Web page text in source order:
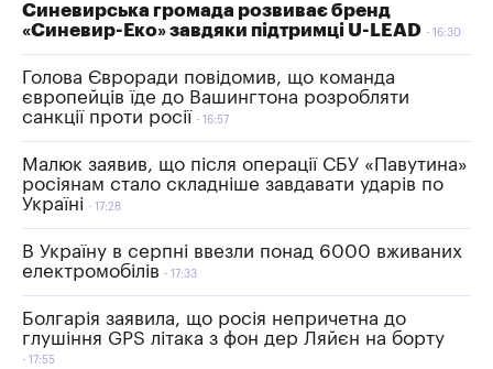
Синевирська громада розвиває бренд
«Синевир-Еко» завдяки підтримці U-LEAD
16:30
Голова Євроради повідомив, що команда
європейців їде до Вашингтона розробляти
санкції проти росії
16:57
Малюк заявив, що після операції СБУ «Павутина»
росіянам стало складніше завдавати ударів по
Україні
17:28
В Україну в серпні ввезли понад 6000 вживаних
електромобілів
17:33
Болгарія заявила, що росія непричетна до
глушіння GPS літака з фон дер Ляйєн на борту
17:55